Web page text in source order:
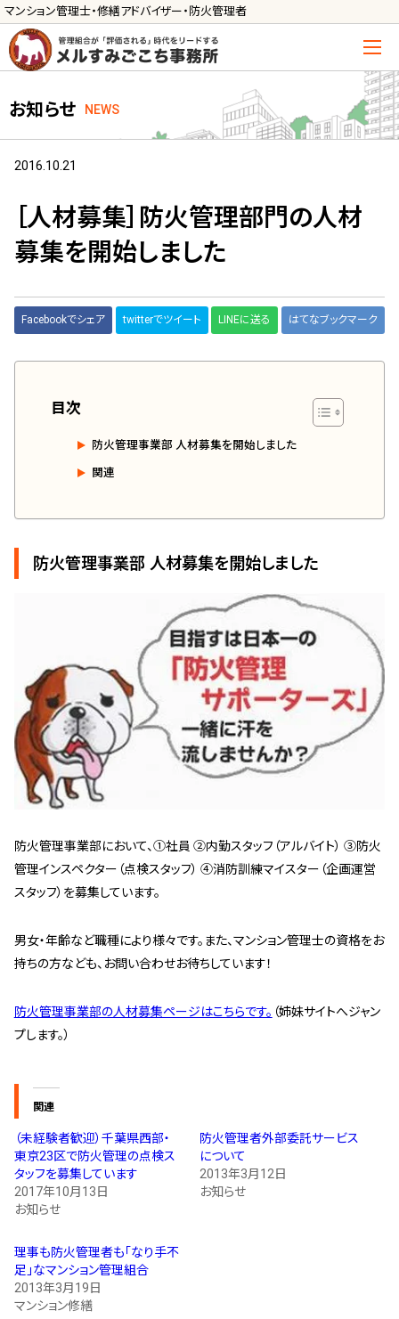
マンション管理士・修繕アドバイザー・防火管理者
お知らせ NEWS
2016.10.21
［人材募集］防火管理部門の人材
募集を開始しました
Facebookでシェア twitterでツイート LINEに送る はてなブックマーク
目次
防火管理事業部 人材募集を開始しました
関連
防火管理事業部 人材募集を開始しました
防火管理事業部において、①社員 ②内勤スタッフ（アルバイト） ③防火
管理インスペクター（点検スタッフ） ④消防訓練マイスター（企画運営
スタッフ）を募集しています。
男女・年齢など職種により様々です。また、マンション管理士の資格をお
持ちの方なども、お問い合わせお待ちしています！
防火管理事業部の人材募集ページはこちらです。 （姉妹サイトへジャン
プします。）
関連
（未経験者歓迎）千葉県西部・
東京23区で防火管理の点検ス
タッフを募集しています
2017年10月13日
お知らせ
防火管理者外部委託サービス
について
2013年3月12日
お知らせ
理事も防火管理者も｢なり手不
足｣なマンション管理組合
2013年3月19日
マンション修繕
管理士の活用方法
ご利用の流れ »
サービス一覧
メルの理事会アドバイザー »
管理契約見直しドクター »
管理費カイゼン隊 »
大規模修繕のご意見番 »
無料よろづ相談
会社案内
会社概要
代表挨拶 »
経営理念 »
実績・お客様の声
コラム